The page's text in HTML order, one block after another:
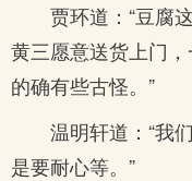
贾环道：“豆腐
黄三愿意送货上门
的确有些古怪。”
温明轩道：“我
是要耐心等。”